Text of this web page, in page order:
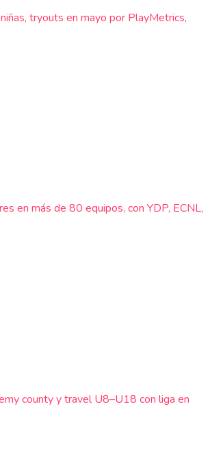
tryouts en mayo por PlayMetrics,
en más de 80 equipos, con YDP, ECNL,
county y travel U8–U18 con liga en